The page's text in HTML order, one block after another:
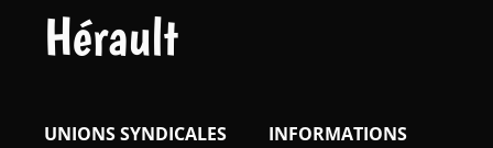
Hérault
INFORMATIONS
UNIONS SYNDICALES